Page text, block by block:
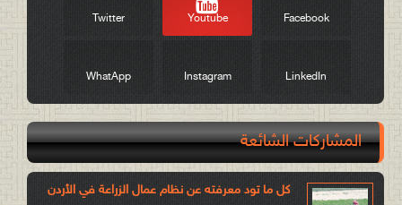
Facebook
Youtube
Twitter
LinkedIn
Instagram
WhatApp
المشاركات الشائعة
كل ما تود معرفته عن نظام عمال الزراعة في الأردن